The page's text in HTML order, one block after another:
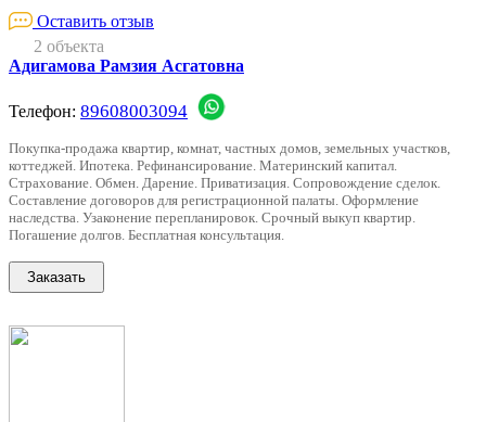
Оставить отзыв
2 объекта
Адигамова Рамзия Асгатовна
Телефон: 89608003094
Покупка-продажа квартир, комнат, частных домов, земельных участков,
коттеджей. Ипотека. Рефинансирование. Материнский капитал.
Страхование. Обмен. Дарение. Приватизация. Сопровождение сделок.
Составление договоров для регистрационной палаты. Оформление
наследства. Узаконение перепланировок. Срочный выкуп квартир.
Погашение долгов. Бесплатная консультация.